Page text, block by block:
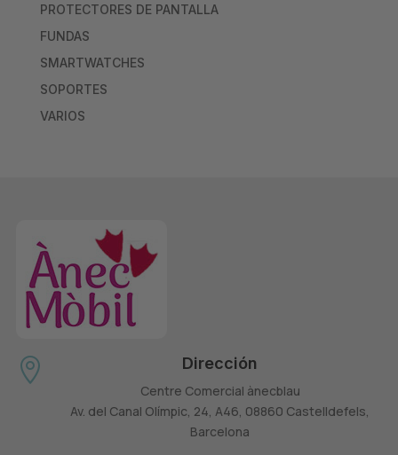
PROTECTORES DE PANTALLA
FUNDAS
SMARTWATCHES
SOPORTES
VARIOS
 Dirección
Centre Comercial ànecblau
Av. del Canal Olímpic, 24, A46, 08860 Castelldefels,
Barcelona